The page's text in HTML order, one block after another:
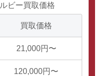
ルビー買取価格
買取価格
21,000円〜
120,000円〜